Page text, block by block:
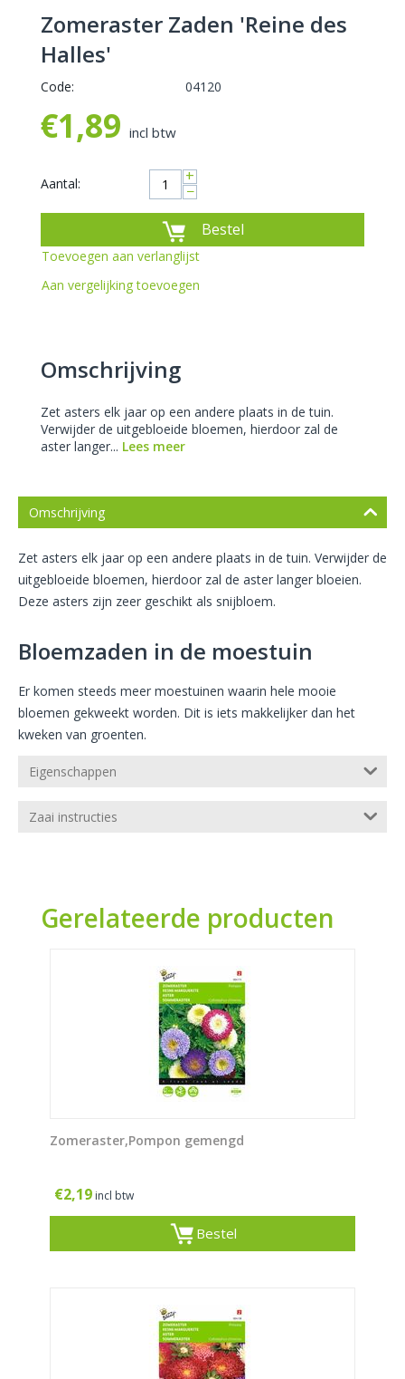
Zomeraster Zaden 'Reine des
Halles'
Code: 04120
€1,89 incl btw
Aantal: +
−
Bestel
Toevoegen aan verlanglijst
Aan vergelijking toevoegen
Omschrijving
Zet asters elk jaar op een andere plaats in de tuin.
Verwijder de uitgebloeide bloemen, hierdoor zal de
aster langer... Lees meer
Omschrijving
Zet asters elk jaar op een andere plaats in de tuin. Verwijder de
uitgebloeide bloemen, hierdoor zal de aster langer bloeien.
Deze asters zijn zeer geschikt als snijbloem.
Bloemzaden in de moestuin
Er komen steeds meer moestuinen waarin hele mooie
bloemen gekweekt worden. Dit is iets makkelijker dan het
kweken van groenten.
Eigenschappen
Zaai instructies
Gerelateerde producten
Zomeraster,Pompon gemengd
€2,19 incl btw
Bestel